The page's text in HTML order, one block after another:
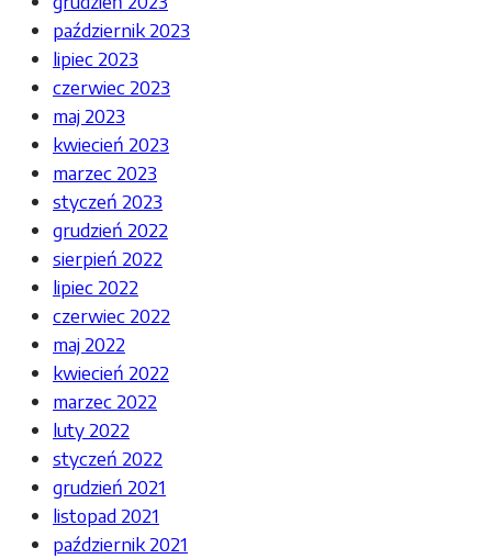
październik 2023
lipiec 2023
czerwiec 2023
maj 2023
kwiecień 2023
marzec 2023
styczeń 2023
grudzień 2022
sierpień 2022
lipiec 2022
czerwiec 2022
maj 2022
kwiecień 2022
marzec 2022
luty 2022
styczeń 2022
grudzień 2021
listopad 2021
październik 2021